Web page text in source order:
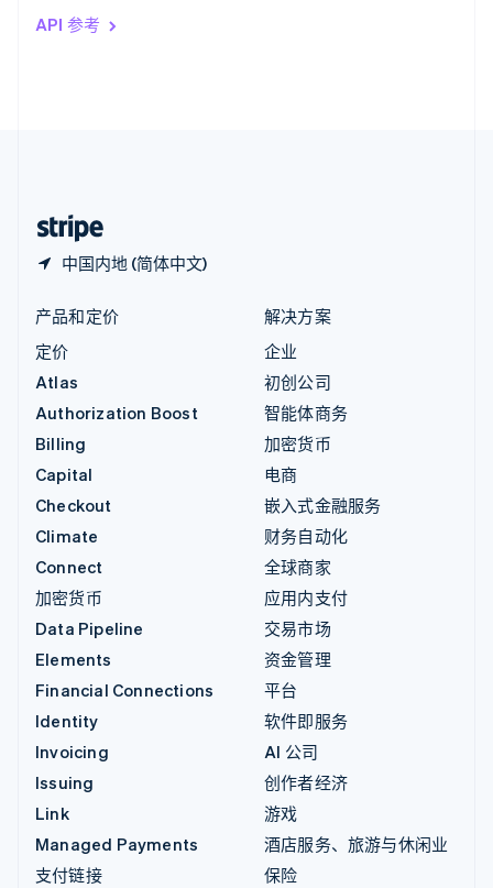
API 参考
中国内地 (简体中文)
印度
English
产品和定价
定价
Atlas
Authorization Boost
Billing
Capital
Checkout
Climate
Connect
加密货币
Data Pipeline
Elements
Financial Connections
Identity
Invoicing
Issuing
Link
Managed Payments
支付链接
解决方案
企业
初创公司
智能体商务
加密货币
电商
嵌入式金融服务
财务自动化
全球商家
应用内支付
交易市场
资金管理
平台
软件即服务
AI 公司
创作者经济
游戏
酒店服务、旅游与休闲业
保险